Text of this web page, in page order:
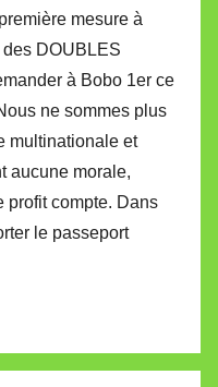
mesure à
des DOUBLES
à Bobo 1er ce
ne sommes plus
multinationale et
aucune morale,
profit compte. Dans
le passeport